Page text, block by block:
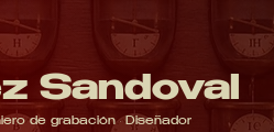
Sandoval
de grabación · Diseñador